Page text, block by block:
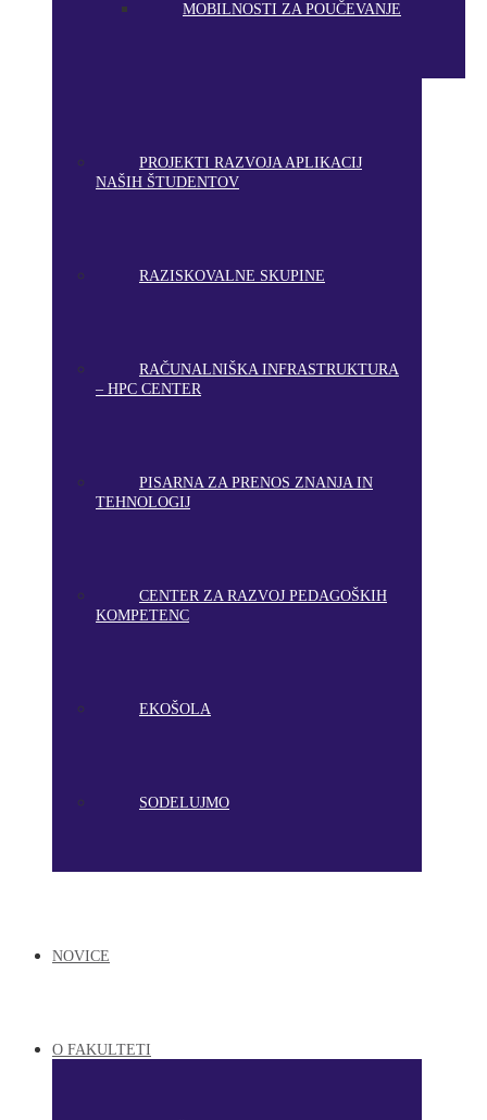
MOBILNOSTI ZA POUČEVANJE
PROJEKTI RAZVOJA APLIKACIJ
NAŠIH ŠTUDENTOV
RAZISKOVALNE SKUPINE
RAČUNALNIŠKA INFRASTRUKTURA
– HPC CENTER
PISARNA ZA PRENOS ZNANJA IN
TEHNOLOGIJ
CENTER ZA RAZVOJ PEDAGOŠKIH
KOMPETENC
EKOŠOLA
SODELUJMO
NOVICE
O FAKULTETI